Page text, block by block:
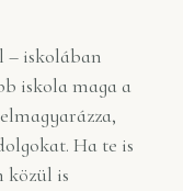
– iskolában
iskola maga a
Ha te is
közül is